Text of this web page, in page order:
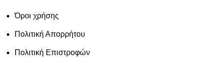
Όροι χρήσης
Πολιτική Απορρήτου
Πολιτική Επιστροφών